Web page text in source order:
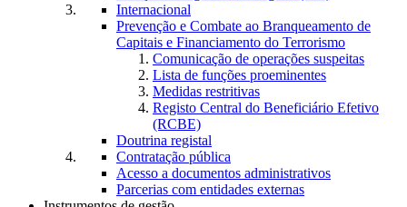
Internacional
Prevenção e Combate ao Branqueamento de
Capitais e Financiamento do Terrorismo
Comunicação de operações suspeitas
Lista de funções proeminentes
Medidas restritivas
Registo Central do Beneficiário Efetivo
(RCBE)
Doutrina registal
Contratação pública
Acesso a documentos administrativos
Parcerias com entidades externas